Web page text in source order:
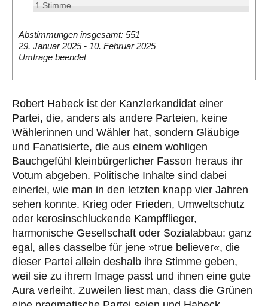
1Stimme
Abstimmungen insgesamt: 551
29. Januar 2025- 10. Februar 2025
Umfrage beendet
Robert Habeck ist der Kanzlerkandidat einer
Partei, die, anders als andere Parteien, keine
Wählerinnen und Wähler hat, sondern Gläubige
und Fanatisierte, die aus einem wohligen
Bauchgefühl kleinbürgerlicher Fasson heraus ihr
Votum abgeben. Politische Inhalte sind dabei
einerlei, wie man in den letzten knapp vier Jahren
sehen konnte. Krieg oder Frieden, Umweltschutz
oder kerosinschluckende Kampfflieger,
harmonische Gesellschaft oder Sozialabbau: ganz
egal, alles dasselbe für jene »true believer«, die
dieser Partei allein deshalb ihre Stimme geben,
weil sie zu ihrem Image passt und ihnen eine gute
Aura verleiht. Zuweilen liest man, dass die Grünen